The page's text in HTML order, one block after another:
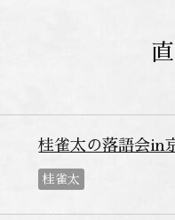
桂雀太の落語会in
桂雀太